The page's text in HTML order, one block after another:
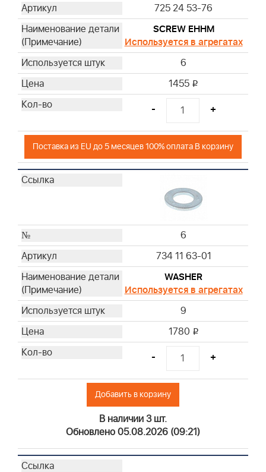
725 24 53-76
SCREW EHHM
Используется в агрегатах
6
1455 i
- +
Поставка из EU до 5 месяцев 100% оплата В корзину
6
734 11 63-01
WASHER
Используется в агрегатах
9
1780 i
- +
Добавить в корзину
В наличии 3 шт.
Обновлено 05.08.2026 (09:21)